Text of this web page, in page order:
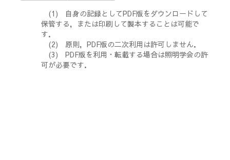
(1) 自身の記録としてPDF版をダウンロードして
保管する，または印刷して製本することは可能で
す．
(2) 原則，PDF版の二次利用は許可しません．
(3) PDF版を利用・転載する場合は照明学会の許
可が必要です．